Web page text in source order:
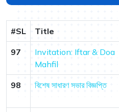
#SL Title
97
Invitation: Iftar & Doa
Mahfil
98 বিশেষ সাধারণ সভার বিজ্ঞপ্তি